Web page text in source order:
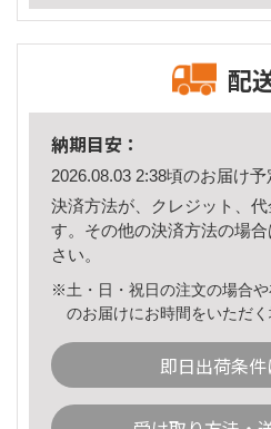
配
納期目安：
2026.08.03 2:38頃のお届け予
決済方法が、クレジット、
す。その他の決済方法の場合
さい。
※土・日・祝日の注文の場合
のお届けにお時間をいただく
即日出荷条